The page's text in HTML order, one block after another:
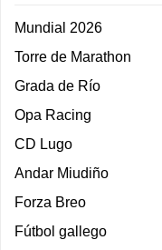
Mundial 2026
Torre de Marathon
Grada de Río
Opa Racing
CD Lugo
Andar Miudiño
Forza Breo
Fútbol gallego